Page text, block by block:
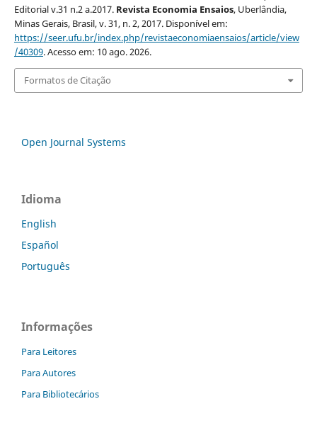
Editorial v.31 n.2 a.2017. Revista Economia Ensaios, Uberlândia,
Minas Gerais, Brasil, v. 31, n. 2, 2017. Disponível em:
https://seer.ufu.br/index.php/revistaeconomiaensaios/article/view
/40309. Acesso em: 10 ago. 2026.
Formatos de Citação
Open Journal Systems
Idioma
English
Español
Português
Informações
Para Leitores
Para Autores
Para Bibliotecários